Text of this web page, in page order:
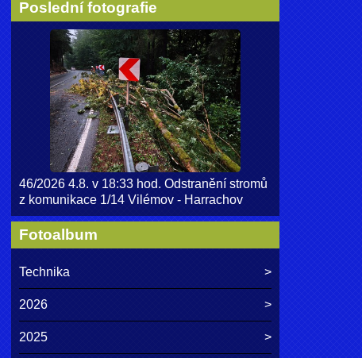
Poslední fotografie
46/2026 4.8. v 18:33 hod. Odstranění stromů
z komunikace 1/14 Vilémov - Harrachov
Fotoalbum
Technika
2026
2025